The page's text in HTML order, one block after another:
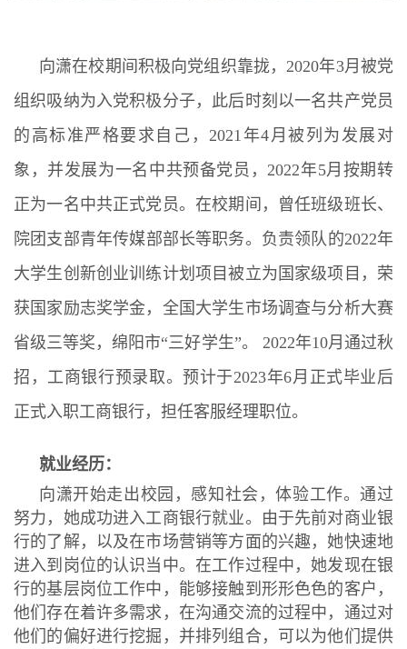
向潇在校期间积极向党组织靠拢，2020年3月被党
组织吸纳为入党积极分子，此后时刻以一名共产党员
的高标准严格要求自己，2021年4月被列为发展对
象，并发展为一名中共预备党员，2022年5月按期转
正为一名中共正式党员。在校期间，曾任班级班长、
院团支部青年传媒部部长等职务。负责领队的2022年
大学生创新创业训练计划项目被立为国家级项目，荣
获国家励志奖学金，全国大学生市场调查与分析大赛
省级三等奖，绵阳市“三好学生”。 2022年10月通过秋
招，工商银行预录取。预计于2023年6月正式毕业后
正式入职工商银行，担任客服经理职位。
就业经历：
向潇开始走出校园，感知社会，体验工作。通过
努力，她成功进入工商银行就业。由于先前对商业银
行的了解，以及在市场营销等方面的兴趣，她快速地
进入到岗位的认识当中。在工作过程中，她发现在银
行的基层岗位工作中，能够接触到形形色色的客户，
他们存在着许多需求，在沟通交流的过程中，通过对
他们的偏好进行挖掘，并排列组合，可以为他们提供